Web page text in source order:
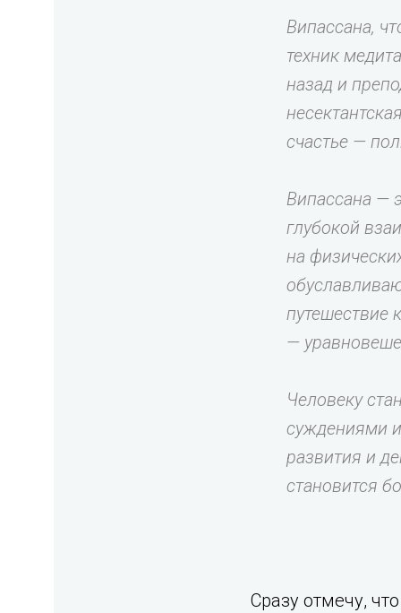
Випассана,
техник
назад и
счастье —
Випассана —
глубокой
на
путешествие
—
Человеку
суждениями
развития и
становится
Сразу отмечу,